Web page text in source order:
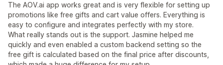
The AOV.ai app works great and is very flexible for setting up
promotions like free gifts and cart value offers. Everything is
easy to configure and integrates perfectly with my store.
What really stands out is the support. Jasmine helped me
quickly and even enabled a custom backend setting so the
free gift is calculated based on the final price after discounts,